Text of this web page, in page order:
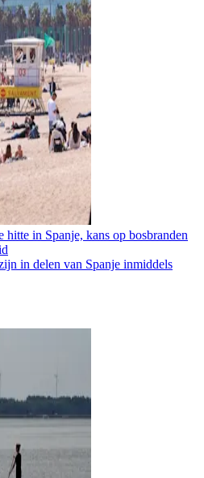
hitte in Spanje, kans op bosbranden
in delen van Spanje inmiddels